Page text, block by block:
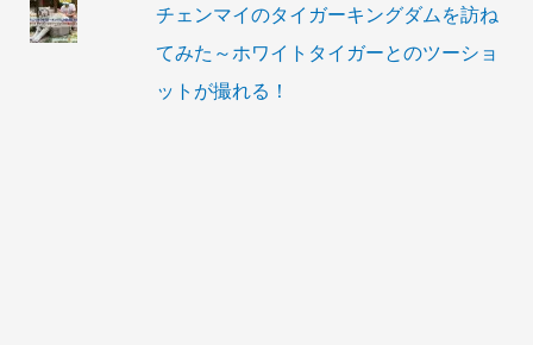
チェンマイのタイガーキングダムを訪ね
てみた～ホワイトタイガーとのツーショ
ットが撮れる！